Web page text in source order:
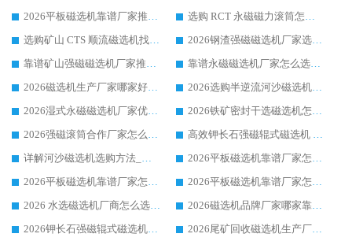
2026平板磁选机靠谱厂家推荐_ 华体会手机网页版-华体会(中国) 凭借良好口碑获得众多客户认可
选购 RCT 永磁磁力滚筒怎么选?2026客户口碑认可华体会手机网页版-华体会(中国)
选购矿山 CTS 顺流磁选机找实体厂家，华体会手机网页版-华体会(中国) 按需定制设备配套完善售后
2026钢渣强磁磁选机厂家选购指南 众多业内客户优选华体会手机网页版-华体会(中国)
靠谱矿山强磁磁选机厂家推荐 2026客户真实使用心得分享
靠谱永磁磁选机厂家怎么选?福建客户真实体验分享华体会手机网页版-华体会(中国) 品牌
2026磁选机生产厂家哪家好?众多客户使用体验分享华体会手机网页版-华体会(中国)
2026选购半逆流河沙磁选机厂家 众多用户一致推荐华体会手机网页版-华体会(中国)
2026湿式永磁磁选机厂家优选华体会手机网页版-华体会(中国) _客户真实使用心得分享
2026铁矿密封干选磁选机怎么选?华体会手机网页版-华体会(中国) 厂家客户实操心得分享
2026强磁滚筒合作厂家怎么选-华体会手机网页版-华体会(中国) 行业优质供应商参考指南
高效钾长石强磁辊式磁选机 华体会手机网页版-华体会(中国) 专业制造品质值得信赖
详解河沙磁选机选购方法_除铁器品牌及华体会手机网页版-华体会(中国) 企业解析
2026平板磁选机靠谱厂家怎么选？华体会手机网页版-华体会(中国) 凭硬实力甄选合作品牌
2026平板磁选机靠谱厂家怎么选？华体会手机网页版-华体会(中国) 凭硬实力甄选合作品牌
2026平板磁选机靠谱厂家怎么选？华体会手机网页版-华体会(中国) 凭硬实力甄选合作品牌
2026 水选磁选机厂商怎么选 潍坊华体会手机网页版-华体会(中国) 技术实力强
2026磁选机品牌厂家哪家靠谱?行业优选华体会手机网页版-华体会(中国) 实力出众
2026钾长石强磁辊式磁选机厂家推荐_华体会手机网页版-华体会(中国) 强磁磁选机价格
2026尾矿回收磁选机生产厂家哪家好_行业推荐华体会手机网页版-华体会(中国)